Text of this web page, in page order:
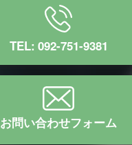
TEL: 092-751-9381
お問い合わせフォーム